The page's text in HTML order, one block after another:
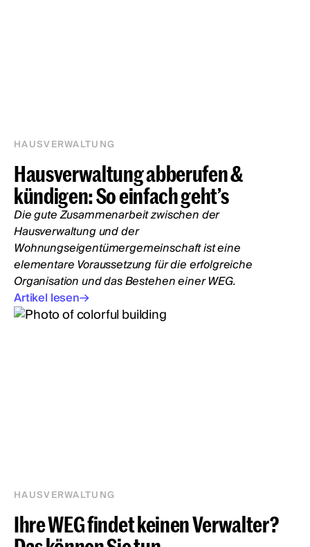
HAUSVERWALTUNG
Hausverwaltung abberufen &
kündigen: So einfach geht’s
Die gute Zusammenarbeit zwischen der
Hausverwaltung und der
Wohnungseigentümergemeinschaft ist eine
elementare Voraussetzung für die erfolgreiche
Organisation und das Bestehen einer WEG.
Artikel lesen
HAUSVERWALTUNG
Ihre WEG findet keinen Verwalter?